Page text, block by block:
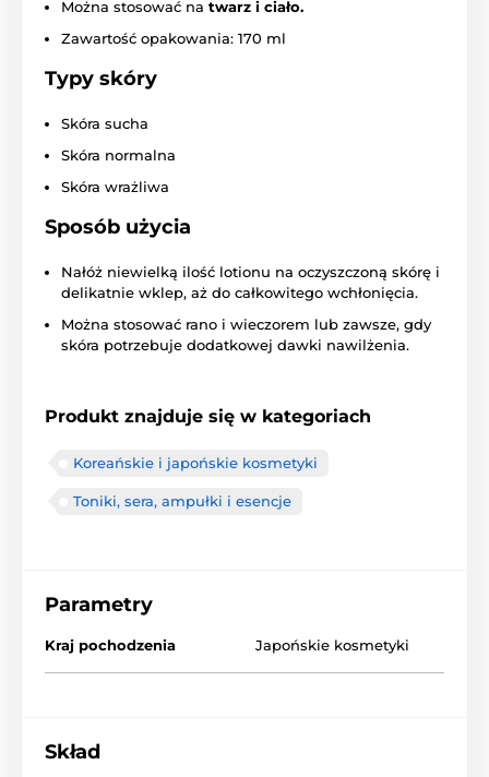
Można stosować na twarz i ciało.
Zawartość opakowania: 170 ml
Typy skóry
Skóra sucha
Skóra normalna
Skóra wrażliwa
Sposób użycia
Nałóż niewielką ilość lotionu na oczyszczoną skórę i
delikatnie wklep, aż do całkowitego wchłonięcia.
Można stosować rano i wieczorem lub zawsze, gdy
skóra potrzebuje dodatkowej dawki nawilżenia.
Produkt znajduje się w kategoriach
Koreańskie i japońskie kosmetyki
Toniki, sera, ampułki i esencje
Parametry
Kraj pochodzenia Japońskie kosmetyki
Skład